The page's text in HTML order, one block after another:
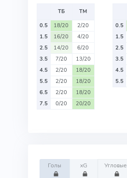
ТБ
ТМ
0.5
18/20
2/20
1.5
16/20
4/20
2.5
14/20
6/20
3.5
7/20
13/20
4.5
2/20
18/20
5.5
2/20
18/20
6.5
2/20
18/20
7.5
0/20 20/20
0.5
1.5
2.5
3.5
4.5
5.5
Голы xG Угловые